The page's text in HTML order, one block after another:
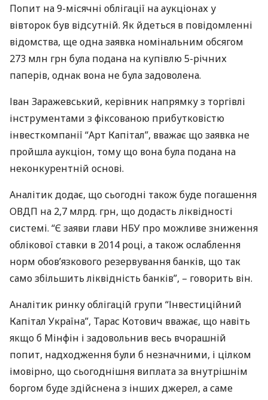
Попит на 9-місячні облігації на аукціонах у
вівторок був відсутній. Як йдеться в повідомленні
відомства, ще одна заявка номінальним обсягом
273 млн грн була подана на купівлю 5-річних
паперів, однак вона не була задоволена.
Іван Заражевський, керівник напрямку з торгівлі
інструментами з фіксованою прибутковістю
інвесткомпанії “Арт Капітал”, вважає що заявка не
пройшла аукціон, тому що вона була подана на
неконкурентній основі.
Аналітик додає, що сьогодні також буде погашення
ОВДП на 2,7 млрд. грн, що додасть ліквідності
системі. “Є заяви глави НБУ про можливе зниження
облікової ставки в 2014 році, а також ослаблення
норм обов’язкового резервування банків, що так
само збільшить ліквідність банків”, – говорить він.
Аналітик ринку облігацій групи “Інвестиційний
Капітал Україна”, Тарас Котович вважає, що навіть
якщо б Мінфін і задовольнив весь вчорашній
попит, надходження були б незначними, і цілком
імовірно, що сьогоднішня виплата за внутрішнім
боргом буде здійснена з інших джерел, а саме